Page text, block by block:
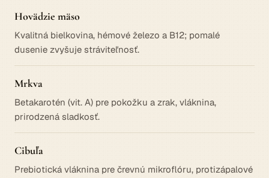
Hovädzie mäso
Kvalitná bielkovina, hémové železo a B12; pomalé
dusenie zvyšuje stráviteľnosť.
Mrkva
Betakarotén (vit. A) pre pokožku a zrak, vláknina,
prirodzená sladkosť.
Cibuľa
Prebiotická vláknina pre črevnú mikroflóru, protizápalové